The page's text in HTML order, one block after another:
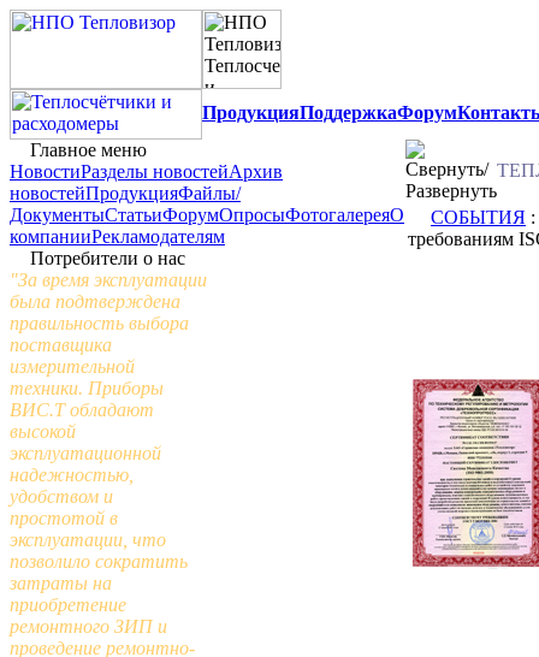
ПродукцияПоддержкаФорум
Главное меню
НовостиРазделы новостейАрхив
новостейПродукцияФайлы/
ДокументыСтатьиФорумОпросыФотогалереяО
компанииРекламодателям
Потребители о нас
"За время эксплуатации
была подтверждена
правильность выбора
поставщика
измерительной
техники. Приборы
ВИС.Т обладают
высокой
эксплуатационной
надежностью,
удобством и
простотой в
эксплуатации, что
позволило сократить
затраты на
приобретение
ремонтного ЗИП и
проведение ремонтно-
СОБЫТИЯ
требованиям